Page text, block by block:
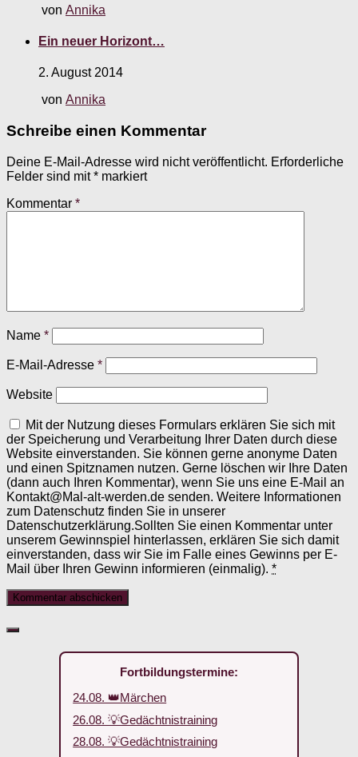
von Annika
Ein neuer Horizont…
2. August 2014
von Annika
Schreibe einen Kommentar
Deine E-Mail-Adresse wird nicht veröffentlicht. Erforderliche
Felder sind mit* markiert
Kommentar *
Name *
E-Mail-Adresse *
Website
Mit der Nutzung dieses Formulars erklären Sie sich mit
der Speicherung und Verarbeitung Ihrer Daten durch diese
Website einverstanden. Sie können gerne anonyme Daten
und einen Spitznamen nutzen. Gerne löschen wir Ihre Daten
(dann auch Ihren Kommentar), wenn Sie uns eine E-Mail an
Kontakt@Mal-alt-werden.de senden. Weitere Informationen
zum Datenschutz finden Sie in unserer
Datenschutzerklärung.Sollten Sie einen Kommentar unter
unserem Gewinnspiel hinterlassen, erklären Sie sich damit
einverstanden, dass wir Sie im Falle eines Gewinns per E-
Mail über Ihren Gewinn informieren (einmalig). *
Fortbildungstermine:
24.08. 👑Märchen
26.08. 💡Gedächtnistraining
28.08. 💡Gedächtnistraining